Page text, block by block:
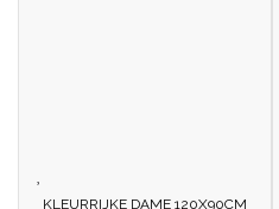
KLEURRIJKE DAME 120X90CM